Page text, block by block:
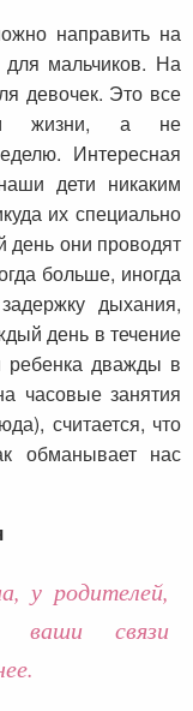
направить на
мальчиков. На
девочек. Это все
жизни, а не
Интересная
дети никаким
их специально
день они проводят
больше, иногда
дыхания,
день в течение
ребенка дважды в
часовые занятия
считается, что
обманывает нас
у родителей,
ваши связи